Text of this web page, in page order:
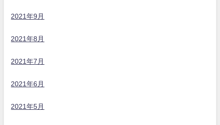
2021年9月
2021年8月
2021年7月
2021年6月
2021年5月